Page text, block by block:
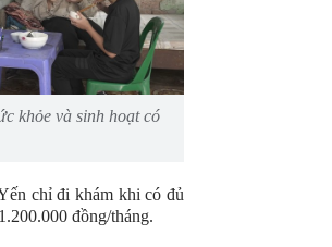
khỏe và sinh hoạt có
chỉ đi khám khi có đủ
đồng/tháng.